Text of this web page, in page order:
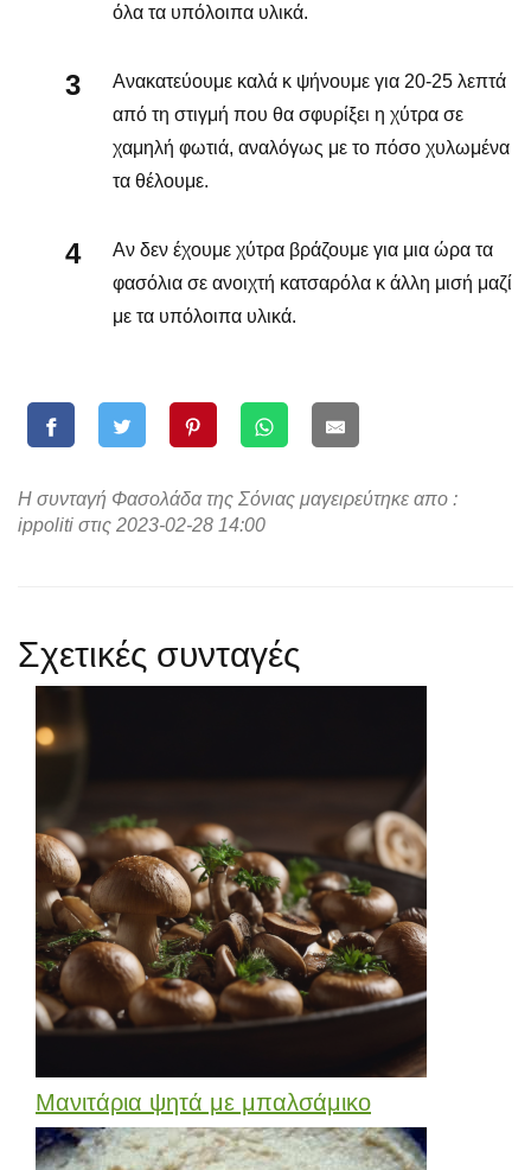
όλα τα υπόλοιπα υλικά.
Ανακατεύουμε καλά κ ψήνουμε για 20-25 λεπτά
από τη στιγμή που θα σφυρίξει η χύτρα σε
χαμηλή φωτιά, αναλόγως με το πόσο χυλωμένα
τα θέλουμε.
Αν δεν έχουμε χύτρα βράζουμε για μια ώρα τα
φασόλια σε ανοιχτή κατσαρόλα κ άλλη μισή μαζί
με τα υπόλοιπα υλικά.
Η συνταγή Φασολάδα της Σόνιας μαγειρεύτηκε απο :
ippoliti στις 2023-02-28 14:00
Σχετικές συνταγές
Μανιτάρια ψητά με μπαλσάμικο